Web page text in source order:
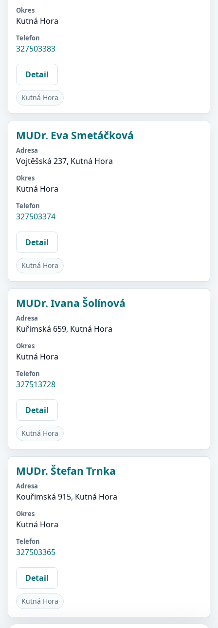
Okres
Kutná Hora
Telefon
327503383
Detail
Kutná Hora
MUDr. Eva Smetáčková
Adresa
Vojtěšská 237, Kutná Hora
Okres
Kutná Hora
Telefon
327503374
Detail
Kutná Hora
MUDr. Ivana Šolínová
Adresa
Kuřimská 659, Kutná Hora
Okres
Kutná Hora
Telefon
327513728
Detail
Kutná Hora
MUDr. Štefan Trnka
Adresa
Kouřimská 915, Kutná Hora
Okres
Kutná Hora
Telefon
327503365
Detail
Kutná Hora